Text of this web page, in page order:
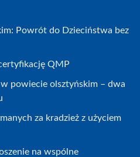
Powrót do Dzieciństwa bez
QMP
powiecie olsztyńskim – dwa
za kradzież z użyciem
na wspólne